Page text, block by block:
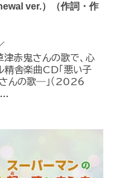
ver.）（作詞・作
鬼さんの歌で、心
精舎楽曲CD「悪い子
んの歌―」（2026